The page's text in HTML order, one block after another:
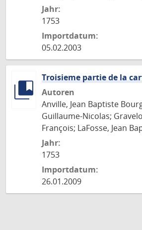
Jahr:
1753
Importdatum:
05.02.2003
Troisieme partie de la
Autoren
Anville, Jean Baptiste
Guillaume-Nicolas;
François; LaFosse, Jean
Jahr:
1753
Importdatum:
26.01.2009